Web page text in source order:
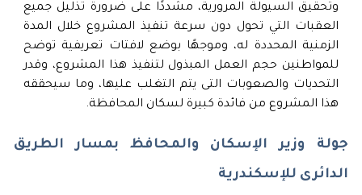
وتحقيق السيولة المرورية، مشددًا على ضرورة تذليل جميع
العقبات التي تحول دون سرعة تنفيذ المشروع خلال المدة
الزمنية المحددة له، وموجهًا بوضع لافتات تعريفية توضح
للمواطنين حجم العمل المبذول لتنفيذ هذا المشروع، وقدر
التحديات والصعوبات التى يتم التغلب عليها، وما سيحققه
هذا المشروع من فائدة كبيرة لسكان المحافظة.
جولة وزير الإسكان والمحافظ بمسار الطريق
الدائرى للإسكندرية